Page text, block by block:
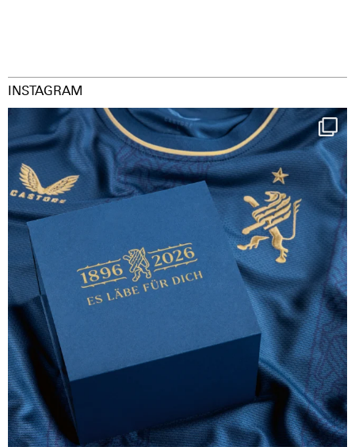
INSTAGRAM
Happy Birthday FCZ
130 years filled ...
127
3